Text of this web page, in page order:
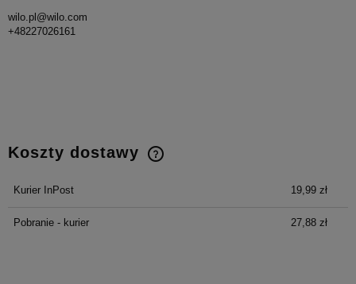
wilo.pl@wilo.com
+48227026161
Koszty dostawy
Cena nie zawiera ewentualnych kosztów płatności
Kurier InPost 19,99 zł
Pobranie - kurier 27,88 zł